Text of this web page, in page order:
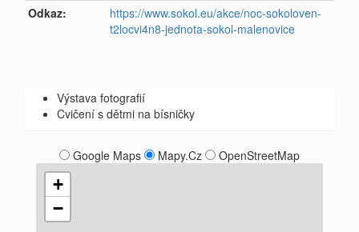
Odkaz:
https://www.sokol.eu/akce/noc-sokoloven-
t2locvi4n8-jednota-sokol-malenovice
Výstava fotografií
Cvičení s dětmi na bísničky
Google Maps Mapy.Cz OpenStreetMap
+
−